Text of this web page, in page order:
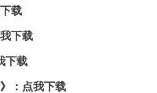
载
下载
下载
： 点我下载